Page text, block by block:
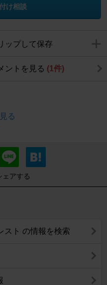
け相談
ップして保存
ントを見る (1件)
る
ェアする
スト の情報を検索